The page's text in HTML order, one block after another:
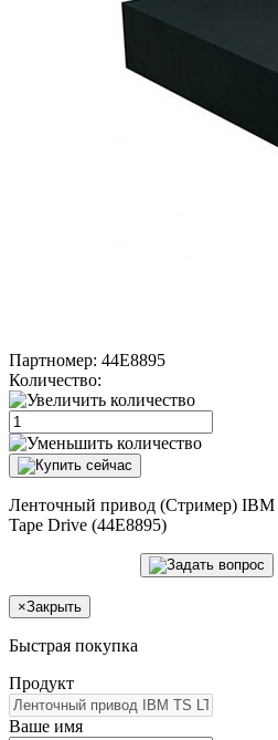
Партномер: 44E8895
Количество:
Ленточный привод (Стример)
Tape Drive (44E8895)
×Закрыть
Быстрая покупка
Продукт
Ваше имя